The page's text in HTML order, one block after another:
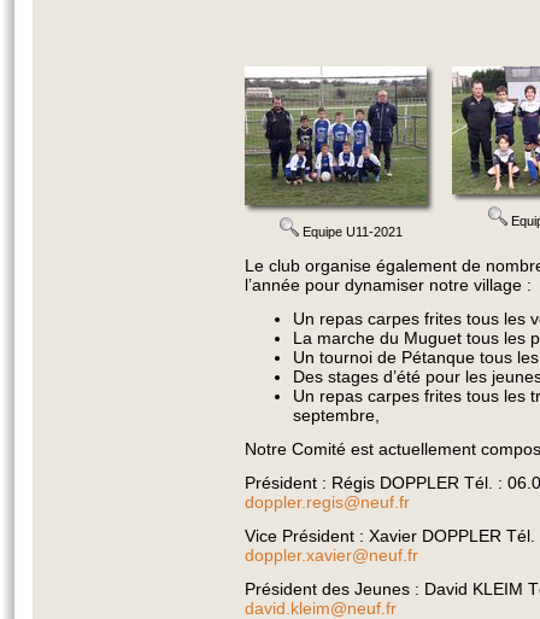
Equipe U11-2021
Le club organise également de
l’année pour dynamiser notre village :
Un repas carpes frites tous les
La marche du Muguet tous les
Un tournoi de Pétanque tous
Des stages d’été pour les
Un repas carpes frites tous les
septembre,
Notre Comité est actuellement
Président : Régis DOPPLER Tél. :
doppler.regis@neuf.fr
Vice Président : Xavier DOPPLER
doppler.xavier@neuf.fr
Président des Jeunes : David KLEIM
david.kleim@neuf.fr